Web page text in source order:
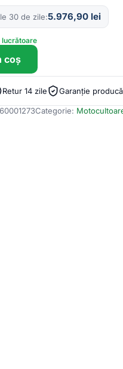
30 de zile 5.976,90 lei
lucrătoare
coș
Retur 14 zile Garanție
Categorie: